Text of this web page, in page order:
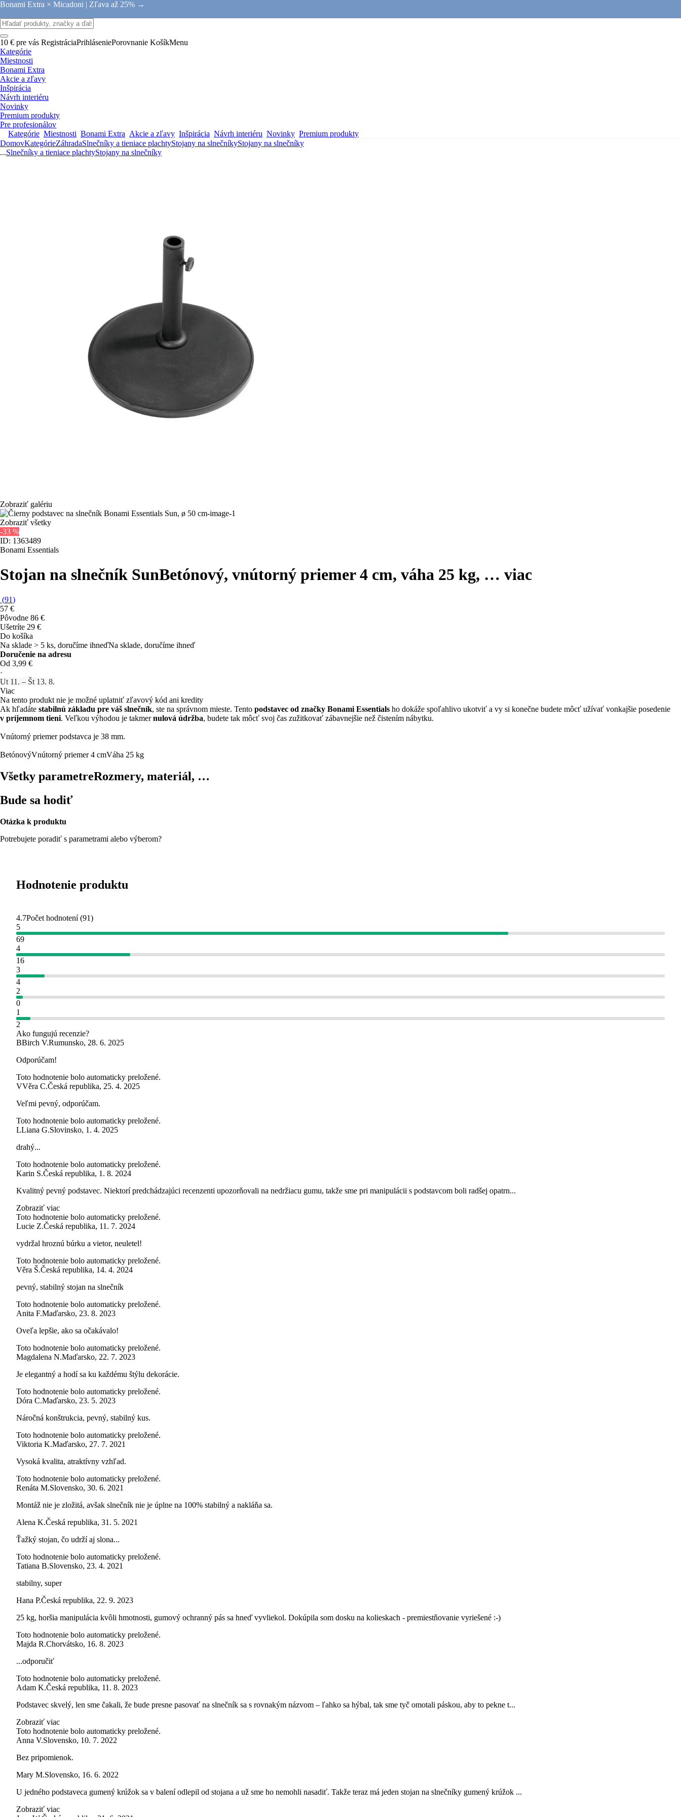
Bonami Extra × Micadoni | Zľava až 25% →
10 € pre vás RegistráciaPrihláseniePorovnanie KošíkMenu
Kategórie
Miestnosti
Bonami Extra
Akcie a zľavy
Inšpirácia
Návrh interiéru
Novinky
Premium produkty
Pre profesionálov
Kategórie Miestnosti Bonami Extra Akcie a zľavy Inšpirácia Návrh interiéru Novinky Premium produkty
DomovKategórieZáhradaSlnečníky a tieniace plachtyStojany na slnečníkyStojany na slnečníky
...Slnečníky a tieniace plachtyStojany na slnečníky
Zobraziť galériu
Zobraziť všetky
-33 %
ID: 1363489
Bonami Essentials
Stojan na slnečník SunBetónový, vnútorný priemer 4 cm, váha 25 kg, … viac
(91)
57 €
Pôvodne 86 €
Ušetríte 29 €
Do košíka
Na sklade > 5 ks, doručíme ihneďNa sklade, doručíme ihneď
Doručenie na adresu
Od 3,99 €
·
Ut 11. – Št 13. 8.
Viac
Na tento produkt nie je možné uplatniť zľavový kód ani kredity
Ak hľadáte stabilnú základu pre váš slnečník, ste na správnom mieste. Tento podstavec od značky Bonami Essentials ho dokáže spoľahlivo ukotviť a vy si konečne budete môcť užívať vonkajšie posedenie
v príjemnom tieni. Veľkou výhodou je takmernulová údržba, budete tak môcť svoj čas zužitkovať zábavnejšie než čistením nábytku.
Vnútorný priemer podstavca je 38 mm.
BetónovýVnútorný priemer 4 cmVáha 25 kg
Všetky parametreRozmery, materiál, …
Bude sa hodiť
Otázka k produktu
Potrebujete poradiť s parametrami alebo výberom?
Hodnotenie produktu
4.7Počet hodnotení(91)
5
69
4
16
3
4
2
0
1
2
Ako fungujú recenzie?
BBirch V.Rumunsko, 28. 6. 2025
Odporúčam!
Toto hodnotenie bolo automaticky preložené.
VVěra C.Česká republika, 25. 4. 2025
Veľmi pevný, odporúčam.
Toto hodnotenie bolo automaticky preložené.
LLiana G.Slovinsko, 1. 4. 2025
drahý...
Toto hodnotenie bolo automaticky preložené.
Karin S.Česká republika, 1. 8. 2024
Kvalitný pevný podstavec. Niektorí predchádzajúci recenzenti upozorňovali na nedržiacu gumu, takže sme pri manipulácii s podstavcom boli radšej opatrn...
Zobraziť viac
Toto hodnotenie bolo automaticky preložené.
Lucie Z.Česká republika, 11. 7. 2024
vydržal hroznú búrku a vietor, neuletel!
Toto hodnotenie bolo automaticky preložené.
Věra Š.Česká republika, 14. 4. 2024
pevný, stabilný stojan na slnečník
Toto hodnotenie bolo automaticky preložené.
Anita F.Maďarsko, 23. 8. 2023
Oveľa lepšie, ako sa očakávalo!
Toto hodnotenie bolo automaticky preložené.
Magdalena N.Maďarsko, 22. 7. 2023
Je elegantný a hodí sa ku každému štýlu dekorácie.
Toto hodnotenie bolo automaticky preložené.
Dóra C.Maďarsko, 23. 5. 2023
Náročná konštrukcia, pevný, stabilný kus.
Toto hodnotenie bolo automaticky preložené.
Viktoria K.Maďarsko, 27. 7. 2021
Vysoká kvalita, atraktívny vzhľad.
Toto hodnotenie bolo automaticky preložené.
Renáta M.Slovensko, 30. 6. 2021
Montáž nie je zložitá, avšak slnečník nie je úplne na 100% stabilný a nakláňa sa.
Alena K.Česká republika, 31. 5. 2021
Ťažký stojan, čo udrží aj slona...
Toto hodnotenie bolo automaticky preložené.
Tatiana B.Slovensko, 23. 4. 2021
stabilny, super
Hana P.Česká republika, 22. 9. 2023
25 kg, horšia manipulácia kvôli hmotnosti, gumový ochranný pás sa hneď vyvliekol. Dokúpila som dosku na kolieskach - premiestňovanie vyriešené :-)
Toto hodnotenie bolo automaticky preložené.
Majda R.Chorvátsko, 16. 8. 2023
...odporučiť
Toto hodnotenie bolo automaticky preložené.
Adam K.Česká republika, 11. 8. 2023
Podstavec skvelý, len sme čakali, že bude presne pasovať na slnečník sa s rovnakým názvom – ľahko sa hýbal, tak sme tyč omotali páskou, aby to pekne t...
Zobraziť viac
Toto hodnotenie bolo automaticky preložené.
Anna V.Slovensko, 10. 7. 2022
Bez pripomienok.
Mary M.Slovensko, 16. 6. 2022
U jedného podstaveca gumený krúžok sa v balení odlepil od stojana a už sme ho nemohli nasadiť. Takže teraz má jeden stojan na slnečníky gumený krúžok ...
Zobraziť viac